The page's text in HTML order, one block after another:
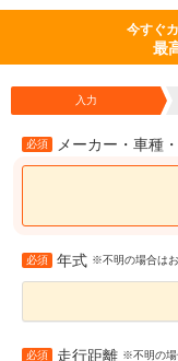
今すぐ
最
入力
必須 メーカー・車種
必須 年式 ※不明の場合は
必須 走行距離 ※不明の場